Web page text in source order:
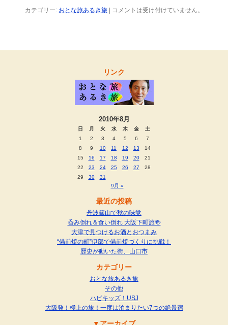
カテゴリー: おとな旅あるき旅| コメントは受け付けていません。
リンク
2010年8月
日 月 火 水 木 金
土
1
2 3 4 5 6
7
8
9 10 11 12 13
14
15
16 17 18 19 20
21
22
23 24 25 26 27
28
29
30
31
9月 »
最近の投稿
丹波篠山で秋の味覚
呑み倒れ＆食い倒れ 大阪下町旅🍻
大津で見つけるお酒とおつまみ
“備前焼の町”伊部で備前焼づくりに挑戦！
歴史が動いた街、山口市
カテゴリー
おとな旅あるき旅
その他
ハピキッズ！USJ
大阪発！極上の旅！一度は泊まりたい7つの絶景宿